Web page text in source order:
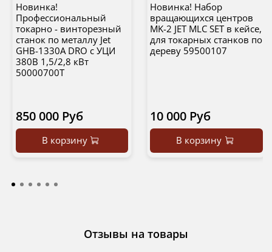
Новинка!
Профессиональный
токарно - винторезный
станок по металлу Jet
GHB-1330A DRO с УЦИ
380В 1,5/2,8 кВт
50000700T
850 000 Руб
В корзину
Новинка! Набор
вращающихся центров
MK-2 JET MLC SET в кейсе,
для токарных станков по
дереву 59500107
10 000 Руб
В корзину
Отзывы на товары